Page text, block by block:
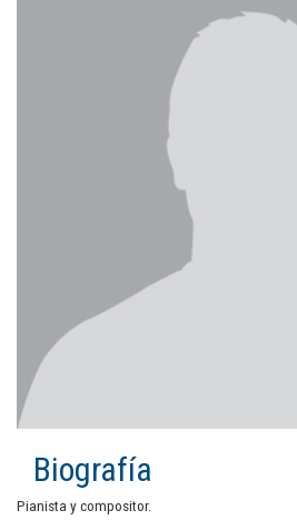
Biografía
Pianista y compositor.